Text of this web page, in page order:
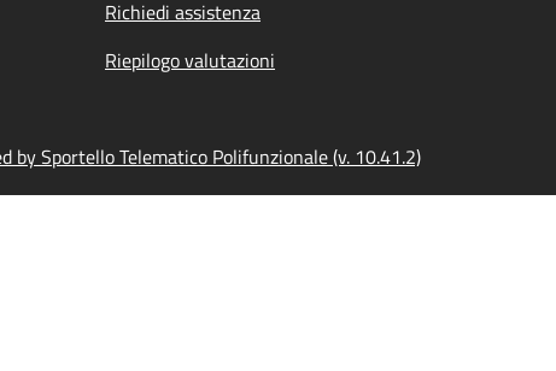
Richiedi assistenza
Riepilogo valutazioni
by Sportello Telematico Polifunzionale (v. 10.41.2)